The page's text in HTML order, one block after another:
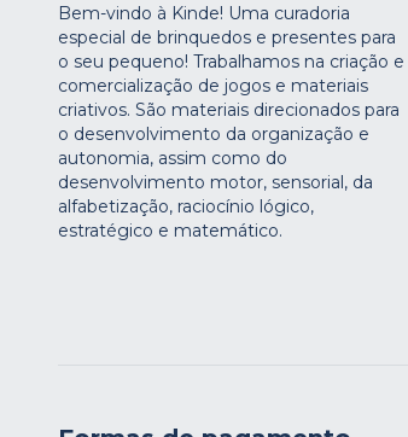
Bem-vindo à Kinde! Uma curadoria
especial de brinquedos e presentes para
o seu pequeno! Trabalhamos na criação e
comercialização de jogos e materiais
criativos. São materiais direcionados para
o desenvolvimento da organização e
autonomia, assim como do
desenvolvimento motor, sensorial, da
alfabetização, raciocínio lógico,
estratégico e matemático.